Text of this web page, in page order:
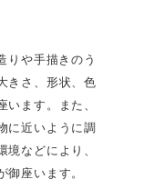
りや手描きのう
きさ、形状、色
います。また、
に近いように調
境などにより、
御座います。